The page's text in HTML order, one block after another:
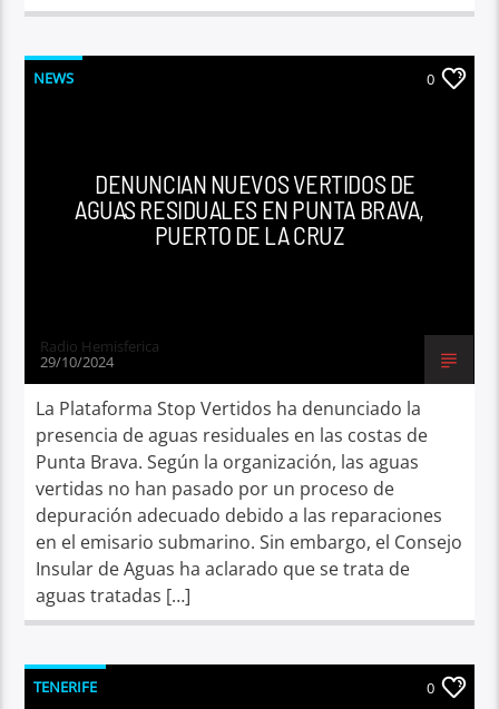
NEWS 0
DENUNCIAN NUEVOS VERTIDOS DE
AGUAS RESIDUALES EN PUNTA BRAVA,
PUERTO DE LA CRUZ
Radio Hemisferica
29/10/2024
La Plataforma Stop Vertidos ha denunciado la
presencia de aguas residuales en las costas de
Punta Brava. Según la organización, las aguas
vertidas no han pasado por un proceso de
depuración adecuado debido a las reparaciones
en el emisario submarino. Sin embargo, el Consejo
Insular de Aguas ha aclarado que se trata de
aguas tratadas […]
TENERIFE 0